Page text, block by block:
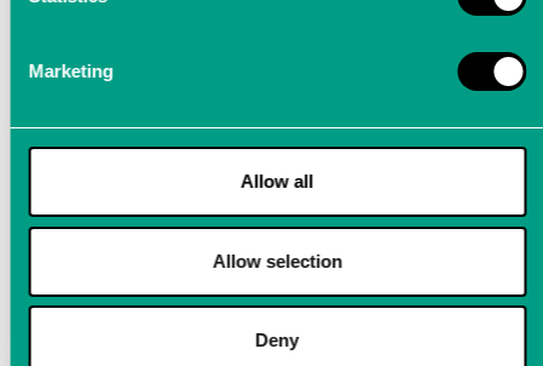
Marketing
Allow all
Allow selection
Deny